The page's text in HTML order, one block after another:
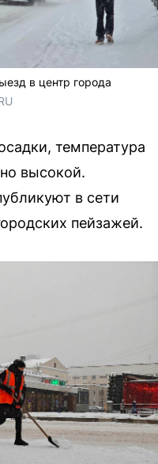
в центр города
температура
высокой.
в сети
пейзажей.